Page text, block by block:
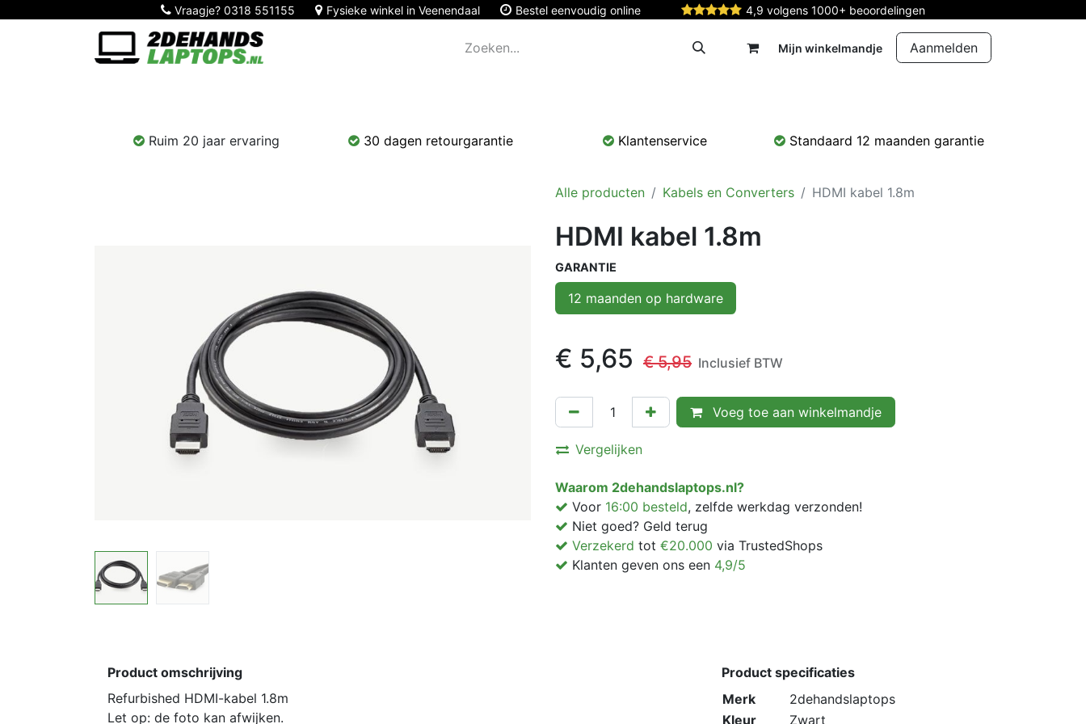
Vraagje? 0318 551155 Fysieke winkel in Veenendaal Bestel eenvoudig online 4,9 volgens 1000+ beoordelingen
Mijn winkelmandje Aanmelden
Ruim 20 jaar ervaring 30 dagen retourgarantie Klantenservice Standaard 12 maanden garantie
Alle producten Kabels en Converters HDMI kabel 1.8m
HDMI kabel 1.8m
GARANTIE
12 maanden op hardware
€ 5,65 €5,95 Inclusief BTW
Voeg toe aan winkelmandje
Vergelijken
Waarom 2dehandslaptops.nl?
Voor 16:00 besteld, zelfde werkdag verzonden!
Niet goed? Geld terug
Verzekerd tot €20.000 via TrustedShops
Klanten geven ons een 4,9/5
Product omschrijving
Refurbished HDMI-kabel 1.8m
Let op: de foto kan afwijken.
Product specificaties
Merk
2dehandslaptops
Kleur
Zwart